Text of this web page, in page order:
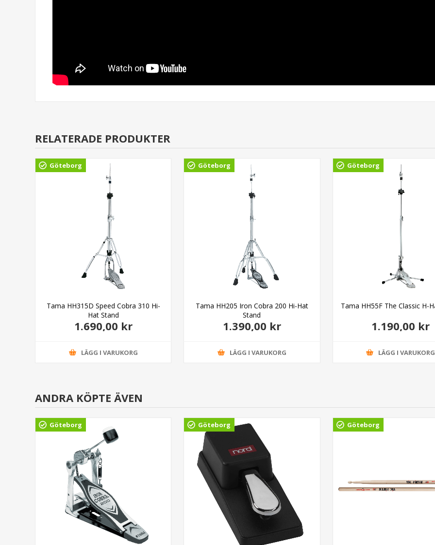
RELATERADE PRODUKTER
Göteborg
Tama HH315D Speed Cobra 310 Hi-
Hat Stand
1.690,00 kr
LÄGG I VARUKORG
Göteborg
Tama HH205 Iron Cobra 200 Hi-Hat
Stand
1.390,00 kr
LÄGG I VARUKORG
Göteborg
Tama HH55F The Classic H-
1.190,00 kr
LÄGG I VARUKORG
ANDRA KÖPTE ÄVEN
Göteborg Göteborg Göteborg